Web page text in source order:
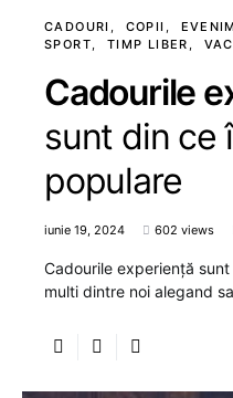
CADOURI COPII
SPORT
TIMP LIBER
Cadourile
sunt din ce
populare
iunie 19, 2024 602 views
Cadourile experiență
multi dintre noi alegand